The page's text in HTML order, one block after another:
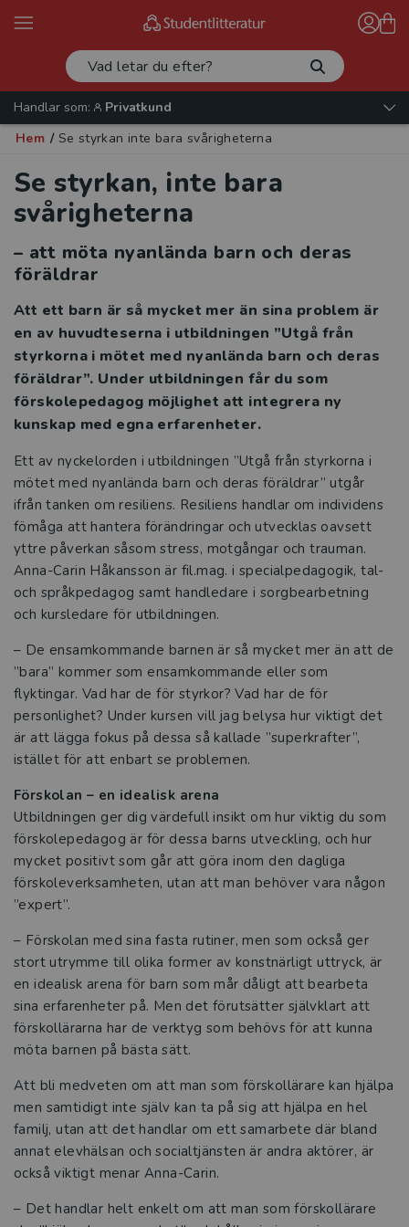
Handlar som:
Privatkund
Hem / Se styrkan inte bara svårigheterna
Se styrkan, inte bara
svårigheterna
– att möta nyanlända barn och deras
föräldrar
Att ett barn är så mycket mer än sina problem är
en av huvudteserna i utbildningen ”Utgå från
styrkorna i mötet med nyanlända barn och deras
föräldrar”. Under utbildningen får du som
förskolepedagog möjlighet att integrera ny
kunskap med egna erfarenheter.
Ett av nyckelorden i utbildningen ”Utgå från styrkorna i
mötet med nyanlända barn och deras föräldrar” utgår
ifrån tanken om resiliens. Resiliens handlar om individens
fömåga att hantera förändringar och utvecklas oavsett
yttre påverkan såsom stress, motgångar och trauman.
Anna-Carin Håkansson är fil.mag. i specialpedagogik, tal-
och språkpedagog samt handledare i sorgbearbetning
och kursledare för utbildningen.
– De ensamkommande barnen är så mycket mer än att de
”bara” kommer som ensamkommande eller som
flyktingar. Vad har de för styrkor? Vad har de för
personlighet? Under kursen vill jag belysa hur viktigt det
är att lägga fokus på dessa så kallade ”superkrafter”,
istället för att enbart se problemen.
Förskolan – en idealisk arena
Utbildningen ger dig värdefull insikt om hur viktig du som
förskolepedagog är för dessa barns utveckling, och hur
mycket positivt som går att göra inom den dagliga
förskoleverksamheten, utan att man behöver vara någon
”expert”.
– Förskolan med sina fasta rutiner, men som också ger
stort utrymme till olika former av konstnärligt uttryck, är
en idealisk arena för barn som mår dåligt att bearbeta
sina erfarenheter på. Men det förutsätter självklart att
förskollärarna har de verktyg som behövs för att kunna
möta barnen på bästa sätt.
Att bli medveten om att man som förskollärare kan hjälpa
men samtidigt inte själv kan ta på sig att hjälpa en hel
familj, utan att det handlar om ett samarbete där bland
annat elevhälsan och socialtjänsten är andra aktörer, är
också viktigt menar Anna-Carin.
– Det handlar helt enkelt om att man som förskollärare